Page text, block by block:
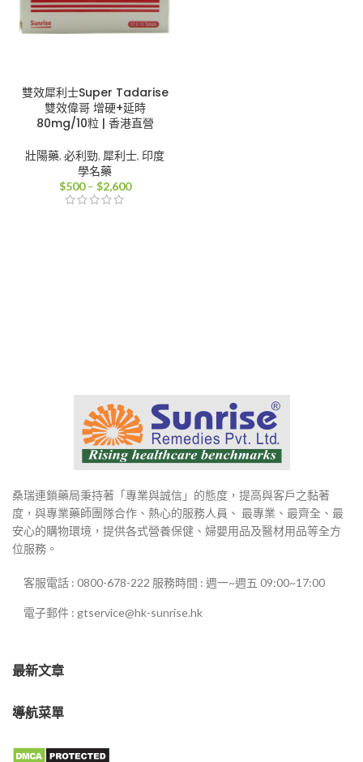
雙效犀利士Super Tadarise
雙效偉哥 增硬+延時
80mg/10粒 | 香港直營
壯陽藥, 必利勁, 犀利士, 印度
學名藥
$500 – $2,600價
桑瑞連鎖藥局秉持著「專業與誠信」的態度，提高與客戶之黏著
度，與專業藥師團隊合作、熱心的服務人員、 最專業、最齊全、最
安心的購物環境，提供各式營養保健、婦嬰用品及醫材用品等全方
位服務。
客服電話 : 0800-678-222 服務時間 : 週一~週五 09:00~17:00
電子郵件 : gtservice@hk-sunrise.hk
最新文章
導航菜單